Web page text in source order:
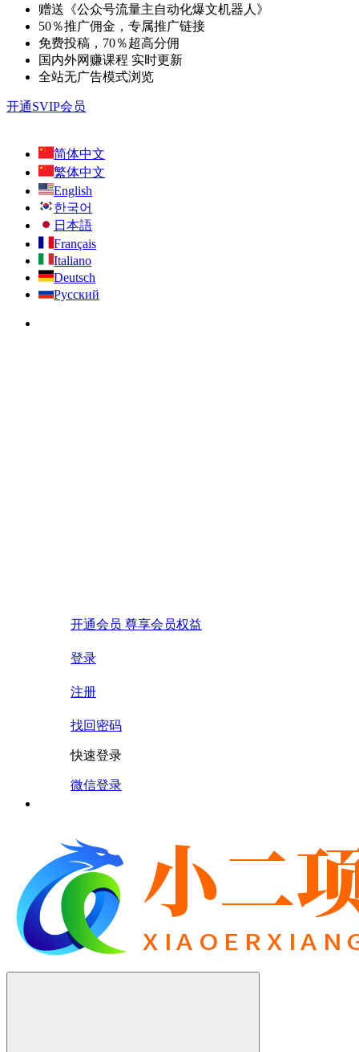
赠送《公众号流量主自动化爆文机器人》
50％推广佣金，专属推广链接
免费投稿，70％超高分佣
国内外网赚课程 实时更新
全站无广告模式浏览
开通SVIP会员
简体中文
繁体中文
English
한국어
日本語
Français
Italiano
Deutsch
Русский
开通会员 尊享会员权益
登录
注册
找回密码
快速登录
微信登录